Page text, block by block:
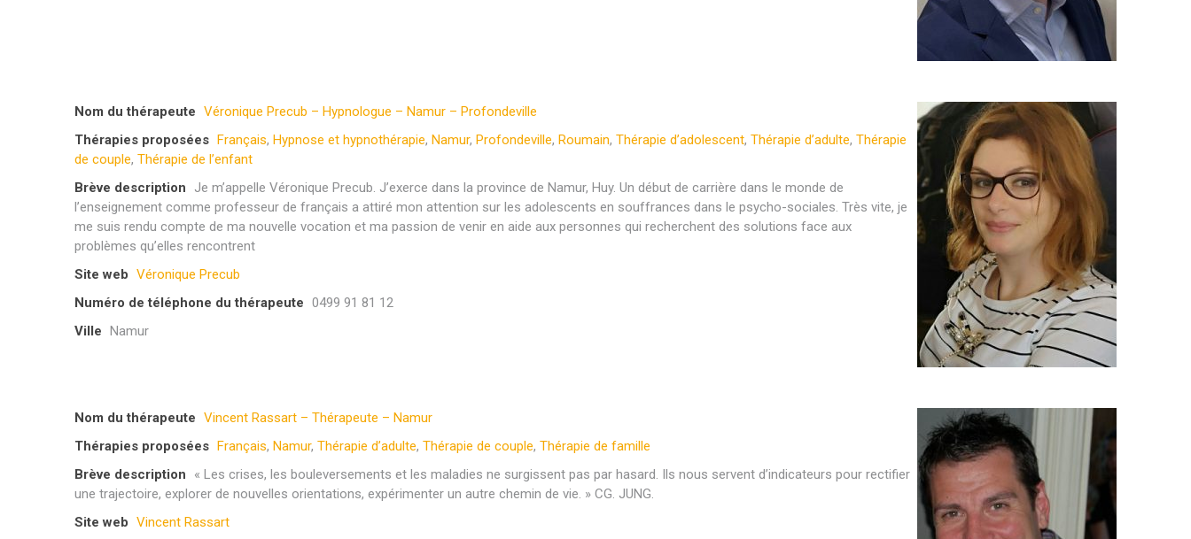
Nom du thérapeute Véronique Precub – Hypnologue – Namur – Profondeville
Thérapies proposées Français,Hypnose et hypnothérapie,Namur,Profondeville,Roumain,Thérapie d’adolescent,Thérapie d’adulte,Thérapie
de couple,Thérapie de l’enfant
Brève description
Je m’appelle Véronique Precub. J’exerce dans la province de Namur, Huy. Un début de carrière dans le monde de
l’enseignement comme professeur de français a attiré mon attention sur les adolescents en souffrances dans le psycho-sociales. Très vite, je
me suis rendu compte de ma nouvelle vocation et ma passion de venir en aide aux personnes qui recherchent des solutions face aux
problèmes qu’elles rencontrent
Site web Véronique Precub
Numéro de téléphone du thérapeute 0499 91 81 12
Ville Namur
Nom du thérapeute Vincent Rassart – Thérapeute – Namur
Thérapies proposées Français,Namur,Thérapie d’adulte,Thérapie de couple,Thérapie de famille
Brève description
« Les crises, les bouleversements et les maladies ne surgissent pas par hasard. Ils nous servent d’indicateurs pour rectifier
une trajectoire, explorer de nouvelles orientations, expérimenter un autre chemin de vie. » CG. JUNG.
Site web Vincent Rassart